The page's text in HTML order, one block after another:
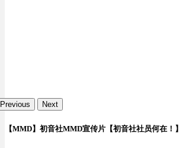
Previous Next
【MMD】初音社MMD宣传片【初音社社员何在！】